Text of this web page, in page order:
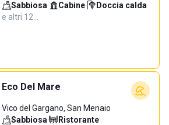
Sabbiosa· Cabine· Doccia calda·
e altri 12…
Eco Del Mare
Vico del Gargano, San Menaio
Sabbiosa· Ristorante